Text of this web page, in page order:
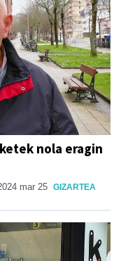
nola eragin
mar 25 GIZARTEA